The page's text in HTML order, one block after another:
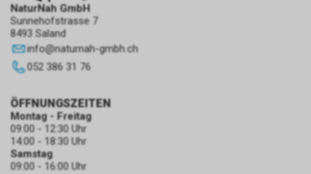
NaturNah GmbH
Sunnehofstrasse 7
8493 Saland
info@naturnah-gmbh.ch
052 386 31 76
ÖFFNUNGSZEITEN
Montag - Freitag
09:00 - 12:30 Uhr
14:00 - 18:30 Uhr
Samstag
09:00 - 16:00 Uhr